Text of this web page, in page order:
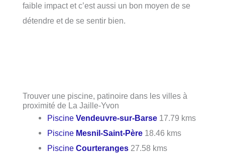
faible impact et c’est aussi un bon moyen de se
détendre et de se sentir bien.
Trouver une piscine, patinoire dans les villes à
proximité de La Jaille-Yvon
PiscineVendeuvre-sur-Barse 17.79 kms
Piscine Mesnil-Saint-Père 18.46 kms
PiscineCourteranges 27.58 kms